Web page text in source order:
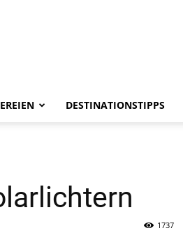
DESTINATIONSTIPPS
1737